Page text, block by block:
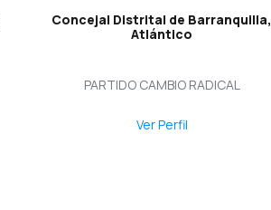
Concejal Distrital de Barranquilla,
Atlántico
PARTIDO CAMBIO RADICAL
Ver Perfil